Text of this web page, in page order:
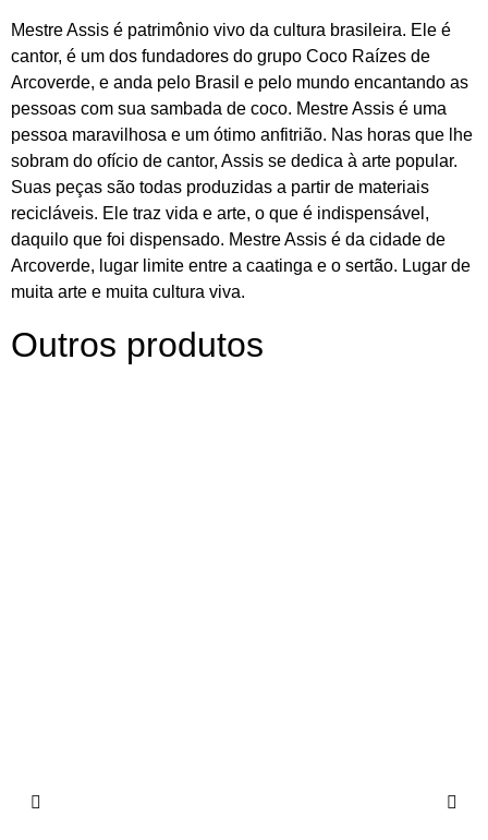
Mestre Assis é patrimônio vivo da cultura brasileira. Ele é
cantor, é um dos fundadores do grupo Coco Raízes de
Arcoverde, e anda pelo Brasil e pelo mundo encantando as
pessoas com sua sambada de coco. Mestre Assis é uma
pessoa maravilhosa e um ótimo anfitrião. Nas horas que lhe
sobram do ofício de cantor, Assis se dedica à arte popular.
Suas peças são todas produzidas a partir de materiais
recicláveis. Ele traz vida e arte, o que é indispensável,
daquilo que foi dispensado. Mestre Assis é da cidade de
Arcoverde, lugar limite entre a caatinga e o sertão. Lugar de
muita arte e muita cultura viva.
Outros produtos